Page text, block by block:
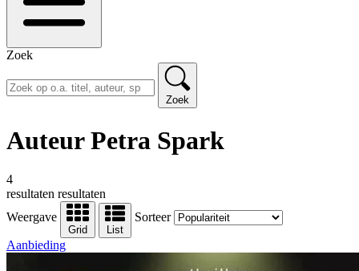
Zoek
Zoek
Auteur Petra Spark
4
resultaten resultaten
Weergave
Grid List
Sorteer
Aanbieding